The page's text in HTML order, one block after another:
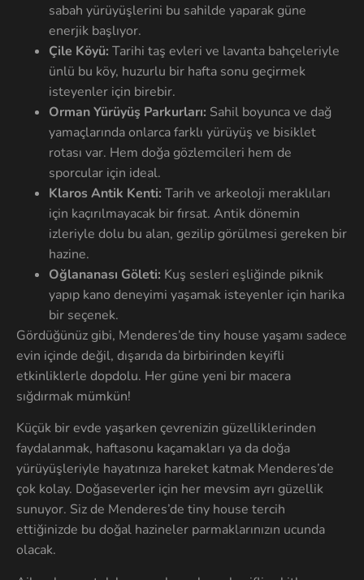
sabah yürüyüşlerini bu sahilde yaparak güne
enerjik başlıyor.
Çile Köyü: Tarihi taş evleri ve lavanta bahçeleriyle
ünlü bu köy, huzurlu bir hafta sonu geçirmek
isteyenler için birebir.
Orman Yürüyüş Parkurları: Sahil boyunca ve dağ
yamaçlarında onlarca farklı yürüyüş ve bisiklet
rotası var. Hem doğa gözlemcileri hem de
sporcular için ideal.
Klaros Antik Kenti: Tarih ve arkeoloji meraklıları
için kaçırılmayacak bir fırsat. Antik dönemin
izleriyle dolu bu alan, gezilip görülmesi gereken bir
hazine.
Oğlananası Göleti: Kuş sesleri eşliğinde piknik
yapıp kano deneyimi yaşamak isteyenler için harika
bir seçenek.
Gördüğünüz gibi, Menderes’de tiny house yaşamı sadece
evin içinde değil, dışarıda da birbirinden keyifli
etkinliklerle dopdolu. Her güne yeni bir macera
sığdırmak mümkün!
Küçük bir evde yaşarken çevrenizin güzelliklerinden
faydalanmak, haftasonu kaçamakları ya da doğa
yürüyüşleriyle hayatınıza hareket katmak Menderes’de
çok kolay. Doğaseverler için her mevsim ayrı güzellik
sunuyor. Siz de Menderes’de tiny house tercih
ettiğinizde bu doğal hazineler parmaklarınızın ucunda
olacak.